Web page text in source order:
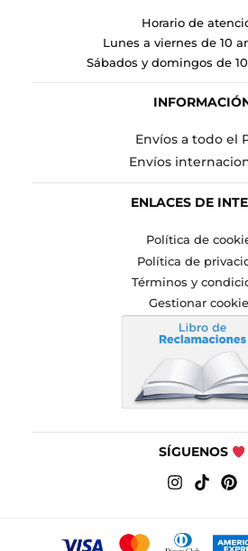
Horario de
Lunes a viernes de 10
Sábados y domingos de
Envíos a todo el
Envíos
ENLACES DE
Política de
Política de
Términos y
Gestionar
SÍGUENOS